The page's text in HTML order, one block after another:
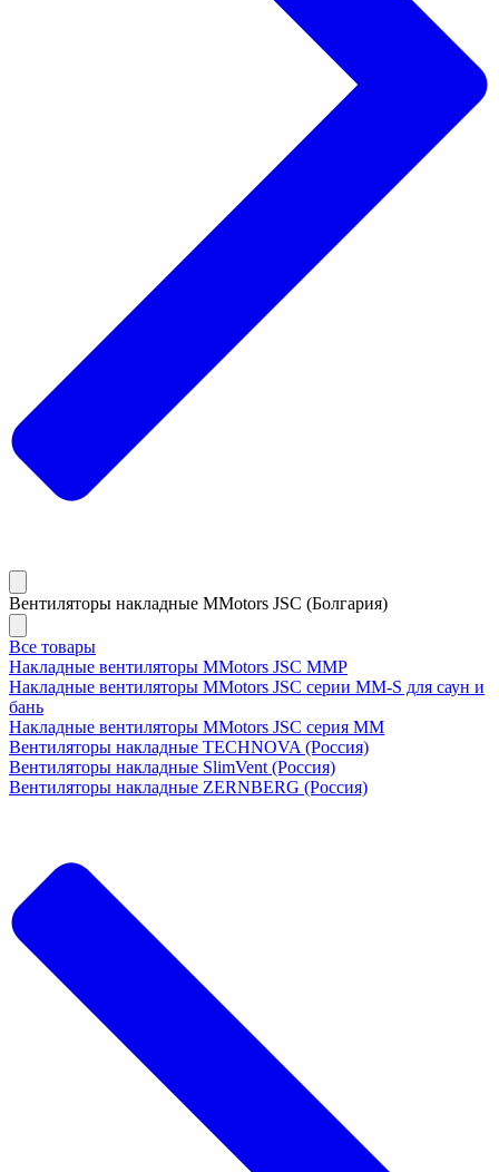
Вентиляторы накладные MMotors JSC (Болгария)
Все товары
Накладные вентиляторы MMotors JSC MMP
Накладные вентиляторы MMotors JSC серии MM-S для саун и
бань
Накладные вентиляторы MMotors JSC серия МM
Вентиляторы накладные TECHNOVA (Россия)
Вентиляторы накладные SlimVent (Россия)
Вентиляторы накладные ZERNBERG (Россия)